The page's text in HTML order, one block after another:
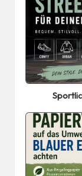
Posted
in